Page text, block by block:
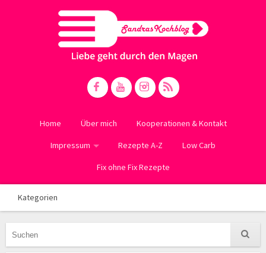
Home Über mich Kooperationen & Kontakt
Impressum Rezepte A-Z Low Carb
Fix ohne Fix Rezepte
Kategorien